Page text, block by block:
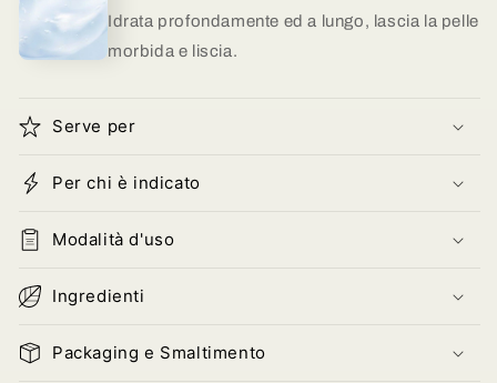
Idrata profondamente ed a lungo, lascia la pelle
morbida e liscia.
Serve per
Per chi è indicato
Modalità d'uso
Ingredienti
Packaging e Smaltimento